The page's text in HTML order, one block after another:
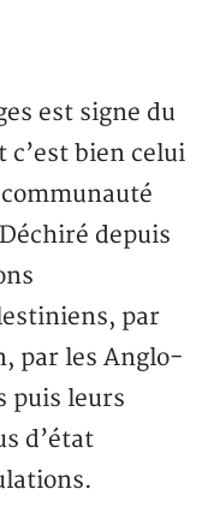
est signe du
c’est bien celui
depuis
par
par les Anglo-
puis leurs
d’état